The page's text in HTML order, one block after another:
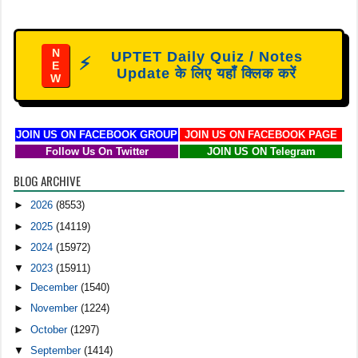
N
E
W
⚡
UPTET Daily Quiz / Notes
Update के लिए यहाँ क्लिक करें
JOIN US ON FACEBOOK GROUP
JOIN US ON FACEBOOK PAGE
Follow Us On Twitter
JOIN US ON Telegram
BLOG ARCHIVE
►2026(8553)
► 2025(14119)
► 2024(15972)
▼2023(15911)
►
December(1540)
►
November(1224)
►October(1297)
▼September(1414)